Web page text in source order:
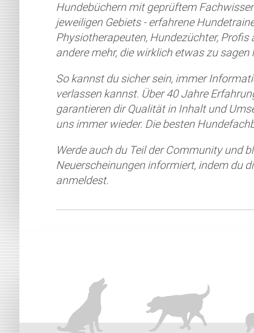
Hundebüchern mit geprüftem
jeweiligen Gebiets - erfahrene
Physiotherapeuten, Hundezüchter,
andere mehr, die wirklich etwas zu sagen
So kannst du sicher sein, immer
verlassen kannst. Über 40 Jahre
garantieren dir Qualität in Inhalt und
uns immer wieder. Die besten
Werde auch du Teil der Community und
Neuerscheinungen informiert, indem du
anmeldest.